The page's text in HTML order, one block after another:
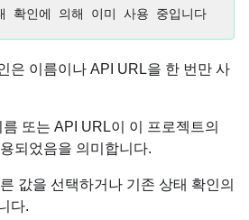
은 이름이나 API URL을 한 번만 사
또는 API URL이 이 프로젝트의
되었음을 의미합니다.
값을 선택하거나 기존 상태 확인의
다.